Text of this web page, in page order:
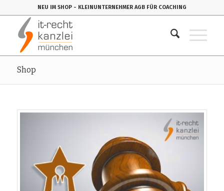
NEU IM SHOP - KLEINUNTERNEHMER AGB FÜR COACHING
Shop